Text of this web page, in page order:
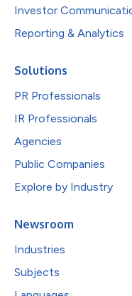
Investor
Reporting & Analytics
Solutions
PR Professionals
IR Professionals
Agencies
Public Companies
Explore by Industry
Newsroom
Industries
Subjects